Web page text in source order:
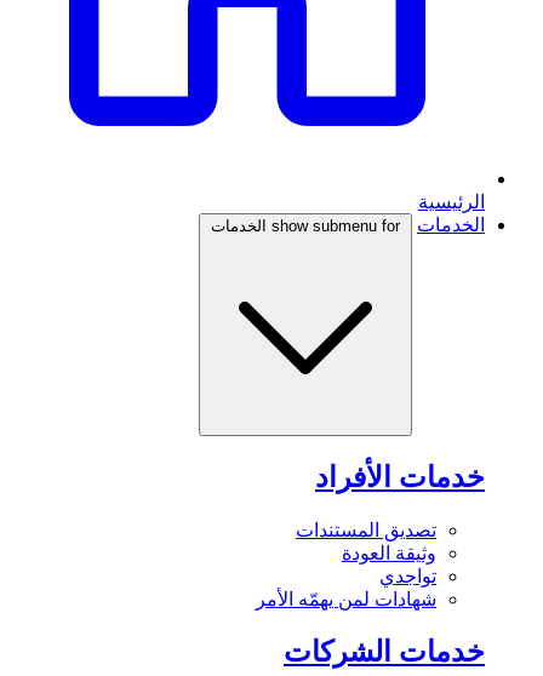
الرئيسية
الخدمات
show submenu for الخدمات
خدمات الأفراد
تصديق المستندات
وثيقة العودة
تواجدي
شهادات لمن يهمّه الأمر
خدمات الشركات